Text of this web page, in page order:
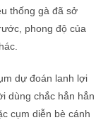
thống gà đã sở
phong độ của
dự đoán lanh lợi
dùng chắc hẳn hẳn
cụm diễn bè cánh